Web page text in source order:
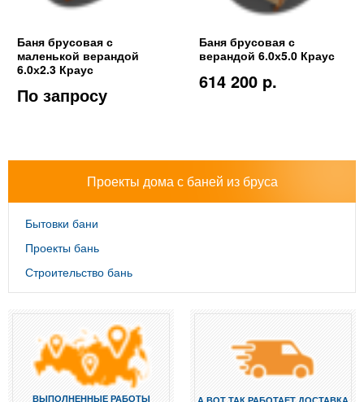
Баня брусовая с
маленькой верандой
6.0х2.3 Краус
По запросу
Баня брусовая с
верандой 6.0х5.0 Краус
614 200 p.
Проекты дома с баней из бруса
Бытовки бани
Проекты бань
Строительство бань
ВЫПОЛНЕННЫЕ РАБОТЫ